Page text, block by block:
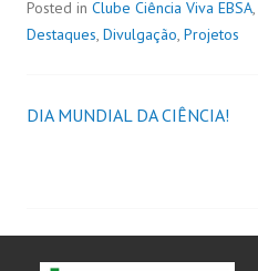
Posted in Clube Ciência Viva EBSA,
Destaques, Divulgação, Projetos
DIA MUNDIAL DA CIÊNCIA!